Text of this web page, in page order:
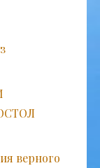
верного